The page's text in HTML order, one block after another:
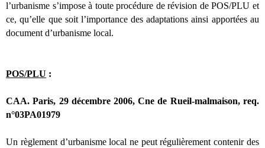
l’urbanisme s’impose à toute procédure de révision de POS/PLU et
ce, qu’elle que soit l’importance des adaptations ainsi apportées au
document d’urbanisme local.
POS/PLU :
CAA. Paris, 29 décembre 2006, Cne de Rueil-malmaison, req.
n°03PA01979
Un règlement d’urbanisme local ne peut régulièrement contenir des